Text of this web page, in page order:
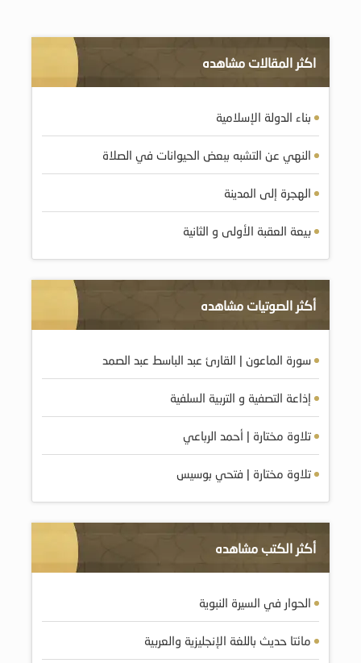
اكثر المقالات مشاهده
بناء الدولة الإسلامية
النهي عن التشبه ببعض الحيوانات في الصلاة
الهجرة إلى المدينة
بيعة العقبة الأولى و الثانية
أكثر الصوتيات مشاهده
سورة الماعون | القارئ عبد الباسط عبد الصمد
إذاعة التصفية و التربية السلفية
تلاوة مختارة | أحمد الرباعي
تلاوة مختارة | فتحي بوسيس
أكثر الكتب مشاهده
الحوار في السيرة النبوية
مائتا حديث باللغة الإنجليزية والعربية